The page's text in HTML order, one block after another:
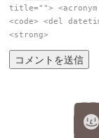
title="">
<code> <del
<strong>